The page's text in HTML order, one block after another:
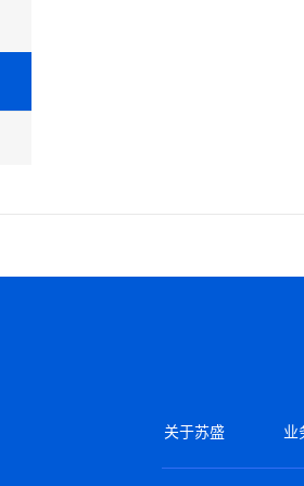
关于苏盛 业